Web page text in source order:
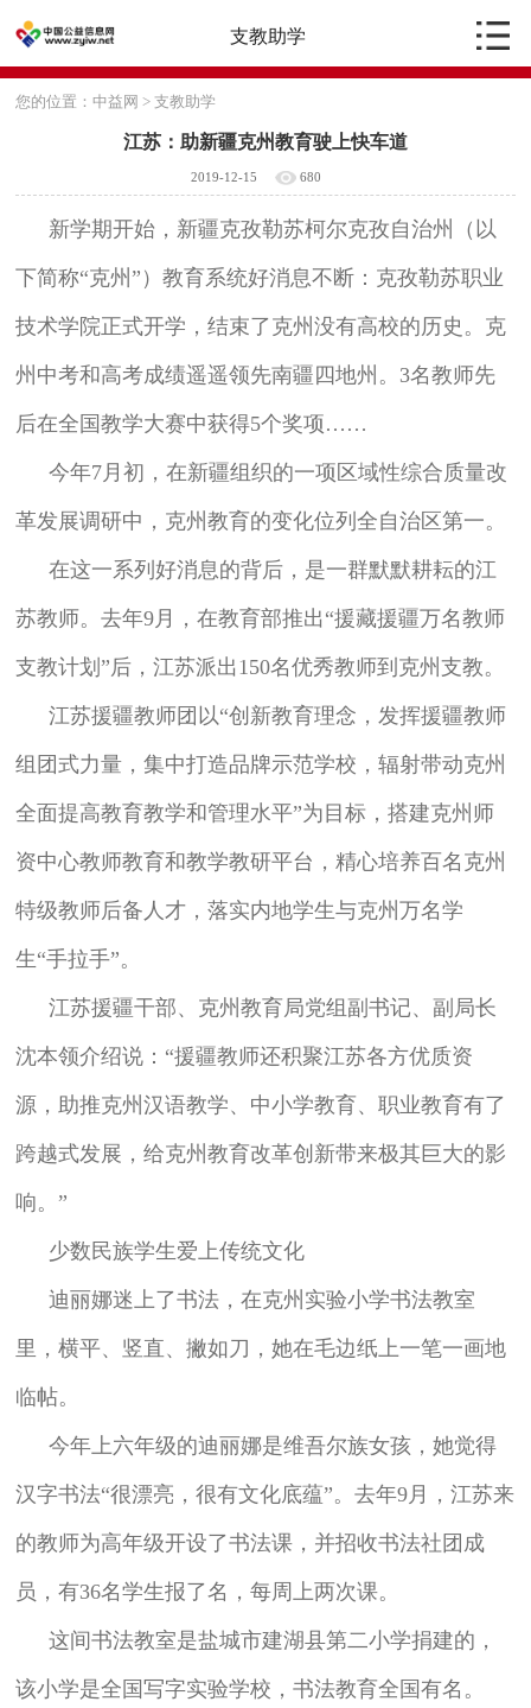
支教助学
您的位置：中益网 >支教助学
江苏：助新疆克州教育驶上快车道
2019-12-15 680
新学期开始，新疆克孜勒苏柯尔克孜自治州（以
下简称“克州”）教育系统好消息不断：克孜勒苏职业
技术学院正式开学，结束了克州没有高校的历史。克
州中考和高考成绩遥遥领先南疆四地州。3名教师先
后在全国教学大赛中获得5个奖项……
今年7月初，在新疆组织的一项区域性综合质量改
革发展调研中，克州教育的变化位列全自治区第一。
在这一系列好消息的背后，是一群默默耕耘的江
苏教师。去年9月，在教育部推出“援藏援疆万名教师
支教计划”后，江苏派出150名优秀教师到克州支教。
江苏援疆教师团以“创新教育理念，发挥援疆教师
组团式力量，集中打造品牌示范学校，辐射带动克州
全面提高教育教学和管理水平”为目标，搭建克州师
资中心教师教育和教学教研平台，精心培养百名克州
特级教师后备人才，落实内地学生与克州万名学
生“手拉手”。
江苏援疆干部、克州教育局党组副书记、副局长
沈本领介绍说：“援疆教师还积聚江苏各方优质资
源，助推克州汉语教学、中小学教育、职业教育有了
跨越式发展，给克州教育改革创新带来极其巨大的影
响。”
少数民族学生爱上传统文化
迪丽娜迷上了书法，在克州实验小学书法教室
里，横平、竖直、撇如刀，她在毛边纸上一笔一画地
临帖。
今年上六年级的迪丽娜是维吾尔族女孩，她觉得
汉字书法“很漂亮，很有文化底蕴”。去年9月，江苏来
的教师为高年级开设了书法课，并招收书法社团成
员，有36名学生报了名，每周上两次课。
这间书法教室是盐城市建湖县第二小学捐建的，
该小学是全国写字实验学校，书法教育全国有名。